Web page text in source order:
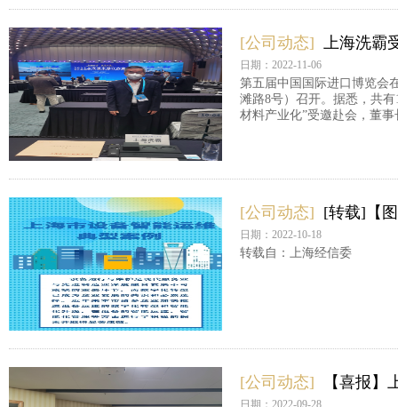
[公司动态] 上海洗霸
日期：2022-11-06
第五届中国国际进口博览会
滩路8号）召开。据悉，共
材料产业化”受邀赴会，董
[公司动态] [转载]【
日期：2022-10-18
转载自：上海经信委
[公司动态] 【喜报
日期：2022-09-28